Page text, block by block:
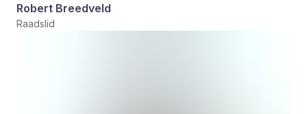
Robert Breedveld
Raadslid